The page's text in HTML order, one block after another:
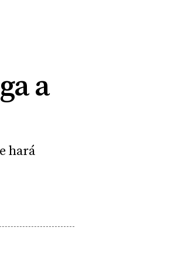
a
hará